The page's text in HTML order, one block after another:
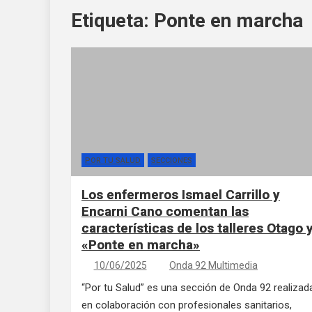
Etiqueta: Ponte en marcha
POR TU SALUD SECCIONES
Los enfermeros Ismael Carrillo y
Encarni Cano comentan las
características de los talleres Otago
«Ponte en marcha»
10/06/2025 Onda 92 Multimedia
“Por tu Salud” es una sección de Onda 92
en colaboración con profesionales sanitarios,